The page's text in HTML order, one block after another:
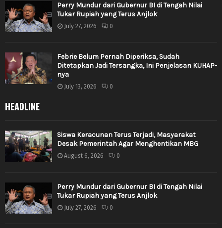
Perry Mundur dari Gubernur BI di Tengah Nilai
Tukar Rupiah yang Terus Anjlok
July 27, 2026 0
Febrie Belum Pernah Diperiksa, Sudah
Ditetapkan Jadi Tersangka, Ini Penjelasan KUHAP-
nya
July 13, 2026 0
HEADLINE
Siswa Keracunan Terus Terjadi, Masyarakat
Desak Pemerintah Agar Menghentikan MBG
August 6, 2026 0
Perry Mundur dari Gubernur BI di Tengah Nilai
Tukar Rupiah yang Terus Anjlok
July 27, 2026 0